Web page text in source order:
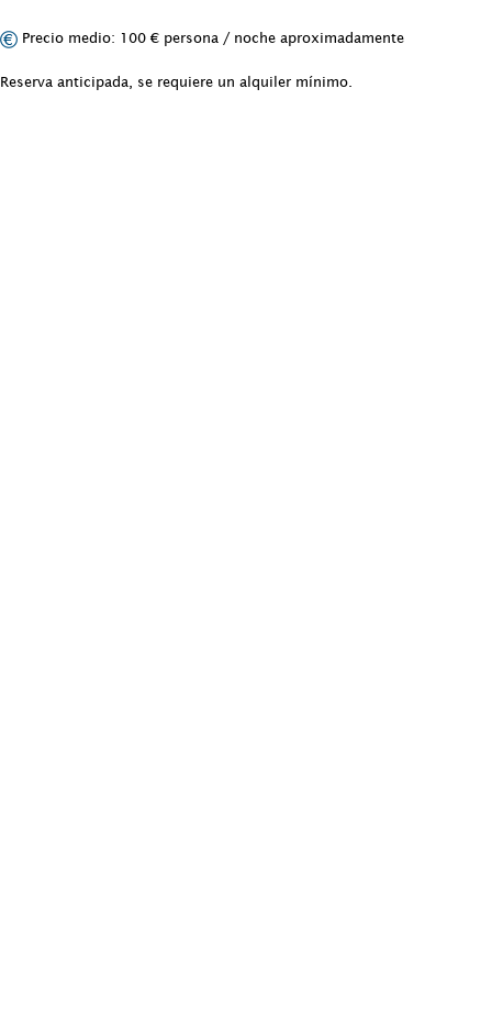
Precio medio: 100 € persona / noche aproximadamente
Reserva anticipada, se requiere un alquiler mínimo.